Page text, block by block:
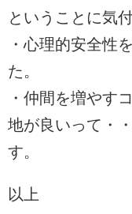
ということに気
・心理的安全性
た。
・仲間を増やす
地が良いって・
す。
以上